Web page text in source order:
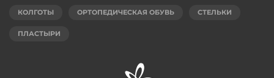
КОЛГОТЫ ОРТОПЕДИЧЕСКАЯ ОБУВЬ СТЕЛЬКИ
ПЛАСТЫРИ